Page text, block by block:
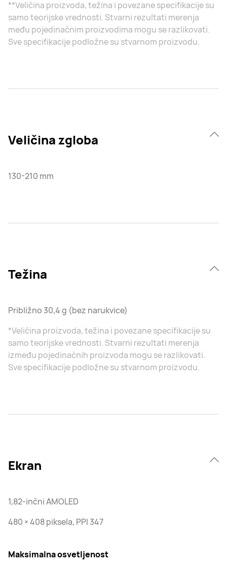
**Veličina proizvoda, težina i povezane specifikacije su
samo teorijske vrednosti. Stvarni rezultati merenja
među pojedinačnim proizvodima mogu se razlikovati.
Sve specifikacije podložne su stvarnom proizvodu.
Veličina zgloba
130-210 mm
Težina
Približno 30,4 g (bez narukvice)
*Veličina proizvoda, težina i povezane specifikacije su
samo teorijske vrednosti. Stvarni rezultati merenja
između pojedinačnih proizvoda mogu se razlikovati.
Sve specifikacije podložne su stvarnom proizvodu.
Ekran
1,82-inčni AMOLED
480 × 408 piksela, PPI 347
Maksimalna osvetljenost